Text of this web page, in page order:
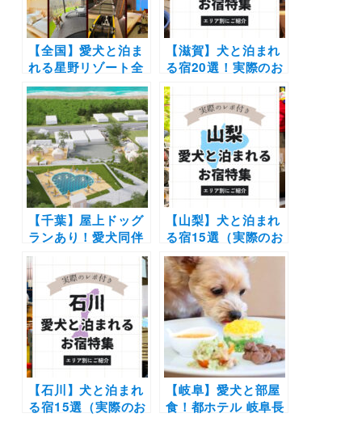
【全国】愛犬と泊ま
れる星野リゾート全
42施設大特集！実際
のお泊まり写真レポ
や口コミも | 大切な
ペットと特別な旅行
を楽しもう♪
【滋賀】犬と泊まれ
る宿20選！実際のお
でかけレポート口コ
ミ付き | 人気の温泉
宿からホテル・コテ
ージを紹介します
【千葉】屋上ドッグ
ランあり！愛犬同伴
OK「釣ヶ崎グラン
ピングリゾート」が
2022年8月グランド
オープン！冷暖房・
トイレバス完備
【山梨】犬と泊まれ
る宿15選（実際のお
でかけレポあり）コ
テージや温泉などエ
リア別に紹介
【石川】犬と泊まれ
る宿15選（実際のお
【岐阜】愛犬と部屋
食！都ホテル 岐阜長